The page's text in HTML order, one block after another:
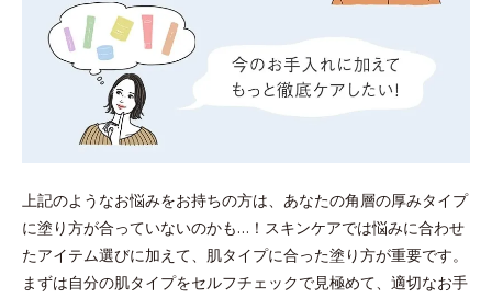
上記のようなお悩みをお持ちの方は、あなたの角層の厚みタイプ
に塗り方が合っていないのかも…！スキンケアでは悩みに合わせ
たアイテム選びに加えて、肌タイプに合った塗り方が重要です。
まずは自分の肌タイプをセルフチェックで見極めて、適切なお手